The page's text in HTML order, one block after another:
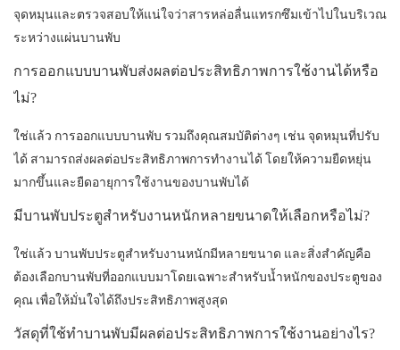
จุดหมุนและตรวจสอบให้แน่ใจว่าสารหล่อลื่นแทรกซึมเข้าไปในบริเวณ
ระหว่างแผ่นบานพับ
การออกแบบบานพับส่งผลต่อประสิทธิภาพการใช้งานได้หรือ
ไม่?
ใช่แล้ว การออกแบบบานพับ รวมถึงคุณสมบัติต่างๆ เช่น จุดหมุนที่ปรับ
ได้ สามารถส่งผลต่อประสิทธิภาพการทำงานได้ โดยให้ความยืดหยุ่น
มากขึ้นและยืดอายุการใช้งานของบานพับได้
มีบานพับประตูสำหรับงานหนักหลายขนาดให้เลือกหรือไม่?
ใช่แล้ว บานพับประตูสำหรับงานหนักมีหลายขนาด และสิ่งสำคัญคือ
ต้องเลือกบานพับที่ออกแบบมาโดยเฉพาะสำหรับน้ำหนักของประตูของ
คุณ เพื่อให้มั่นใจได้ถึงประสิทธิภาพสูงสุด
วัสดุที่ใช้ทำบานพับมีผลต่อประสิทธิภาพการใช้งานอย่างไร?